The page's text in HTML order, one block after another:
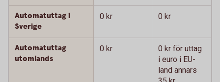
Automatuttag i
Sverige
0 kr 0 kr
Automatuttag
utomlands
0 kr
0 kr för uttag
i euro i EU-
land annars